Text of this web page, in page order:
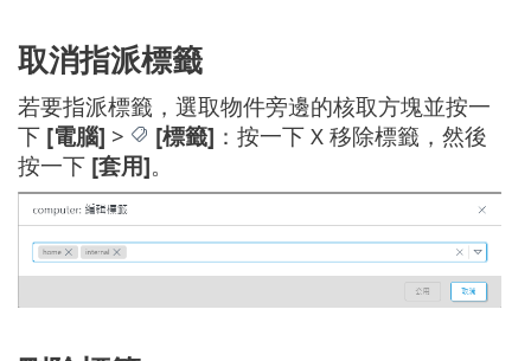
取消指派標籤
若要指派標籤，選取物件旁邊的核取方塊並按一
下 [電腦] > [標籤] ：按一下 X 移除標籤，然後
按一下 [套用]。